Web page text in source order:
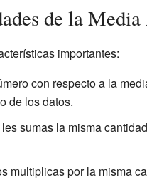
de la
importantes:
con respecto a la
de los datos.
sumas la misma
multiplicas por la misma